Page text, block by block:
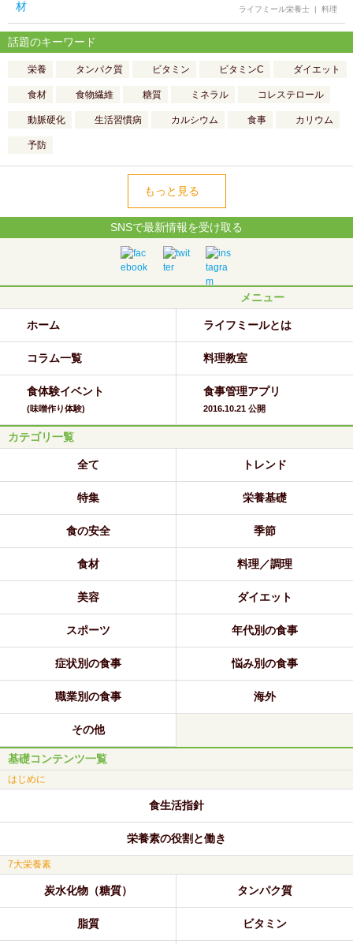
ライフミール栄養士 | 料理
話題のキーワード
栄養 タンパク質 ビタミン ビタミンC ダイエット
食材 食物繊維 糖質 ミネラル コレステロール
動脈硬化 生活習慣病 カルシウム 食事 カリウム
予防
もっと見る
SNSで最新情報を受け取る
メニュー
ホーム ライフミールとは
コラム一覧 料理教室
食体験イベント
(味噌作り体験)
食事管理アプリ
2016.10.21 公開
カテゴリ一覧
全て トレンド
特集 栄養基礎
食の安全 季節
食材 料理／調理
美容 ダイエット
スポーツ 年代別の食事
症状別の食事 悩み別の食事
職業別の食事 海外
その他
基礎コンテンツ一覧
はじめに
食生活指針
栄養素の役割と働き
7大栄養素
炭水化物（糖質） タンパク質
脂質 ビタミン